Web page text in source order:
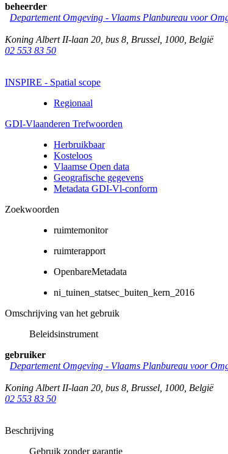
beheerder
Departement Omgeving - Vlaams Planbureau voor
Koning Albert II-laan 20, bus 8 Brussel 1000 België
02 553 83 50
INSPIRE - Spatial scope
Regionaal
GDI-Vlaanderen Trefwoorden
Herbruikbaar
Kosteloos
Vlaamse Open data
Geografische gegevens
Metadata GDI-Vl-conform
Zoekwoorden
ruimtemonitor
ruimterapport
OpenbareMetadata
ni_tuinen_statsec_buiten_kern_2016
Omschrijving van het gebruik
Beleidsinstrument
gebruiker
Departement Omgeving - Vlaams Planbureau voor
Koning Albert II-laan 20, bus 8 Brussel 1000 België
02 553 83 50
Beschrijving
Gebruik zonder garantie